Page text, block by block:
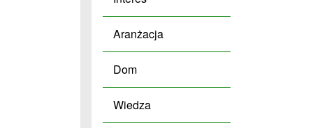
Aranżacja
Dom
Wiedza